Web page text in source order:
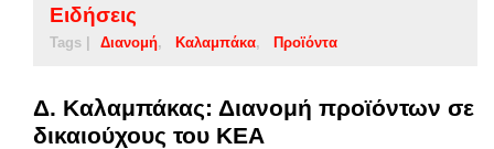
Ειδήσεις
Tags | Διανομή Καλαμπάκα Προϊόντα
Δ. Καλαμπάκας: Διανομή προϊόντων σε
δικαιούχους του ΚΕΑ